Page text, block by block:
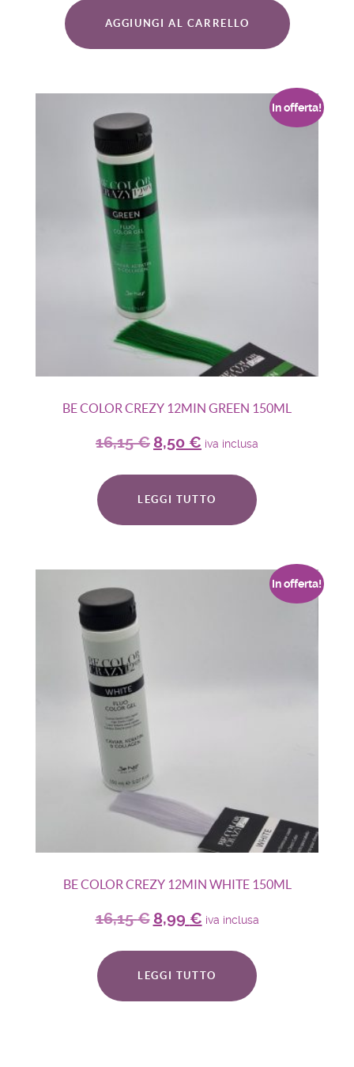
AGGIUNGI AL CARRELLO
In offerta!
BE COLOR CREZY 12MIN GREEN 150ML
16,15€ 8,50 € iva inclusa
LEGGI TUTTO
In offerta!
BE COLOR CREZY 12MIN WHITE 150ML
16,15€ 8,99 € iva inclusa
LEGGI TUTTO